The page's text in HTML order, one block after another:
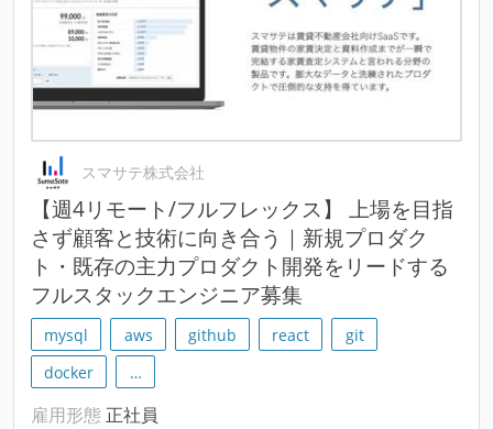
スマサテ株式会社
【週4リモート/フルフレックス】 上場を目指
さず顧客と技術に向き合う｜新規プロダク
ト・既存の主力プロダクト開発をリードする
フルスタックエンジニア募集
mysql aws github react
git
docker
…
雇用形態 正社員